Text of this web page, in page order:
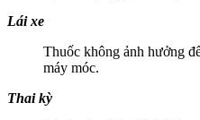
Lái xe
Thuốc không ảnh hưởng
máy móc.
Thai kỳ